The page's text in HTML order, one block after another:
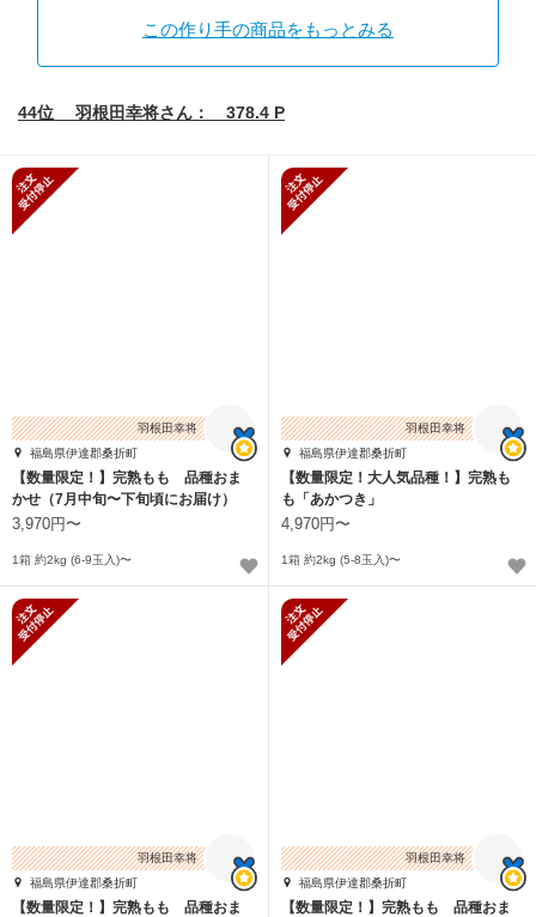
この作り手の商品をもっとみる
44位 羽根田幸将さん： 378.4 P
羽根田幸将
福島県伊達郡桑折町
【数量限定！】完熟もも 品種おま
かせ（7月中旬〜下旬頃にお届け）
3,970円〜
1箱 約2kg (6-9玉入)〜
羽根田幸将
福島県伊達郡桑折町
【数量限定！大人気品種！】完熟も
も「あかつき」
4,970円〜
1箱 約2kg (5-8玉入)〜
羽根田幸将
福島県伊達郡桑折町
【数量限定！】完熟もも 品種おま
羽根田幸将
福島県伊達郡桑折町
【数量限定！】完熟もも 品種おま